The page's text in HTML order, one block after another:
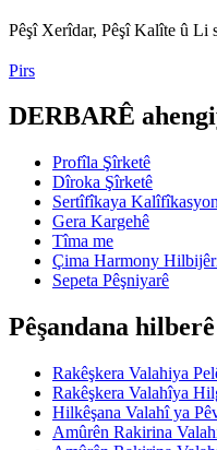
Pêşî Xerîdar, Pêşî Kalîte û Li
Pirs
DERBARÊ
Profîla Şîrketê
Dîroka Şîrketê
Sertîfîkaya
Gera Kargehê
Tîma me
Çima Harmony
Sepeta Pêşniyarê
Pêşandana hilberê
Rakêşkera Valahiya
Rakêşkera Valahîya
Hilkêşana Valahî ya
Amûrên Rakirina